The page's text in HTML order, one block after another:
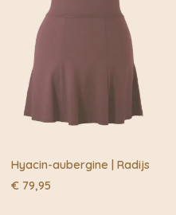
Hyacin-aubergine | Radijs
€ 79,95